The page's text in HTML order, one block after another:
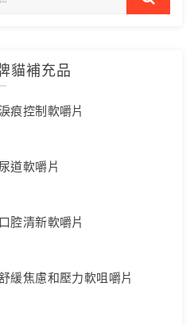
貓補充品
痕控制軟嚼片
尿道軟嚼片
口腔清新軟嚼片
緩焦慮和壓力軟咀嚼片